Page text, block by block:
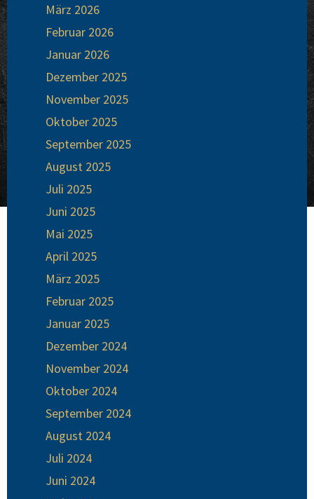
März 2026
Februar 2026
Januar 2026
Dezember 2025
November 2025
Oktober 2025
September 2025
August 2025
Juli 2025
Juni 2025
Mai 2025
April 2025
März 2025
Februar 2025
Januar 2025
Dezember 2024
November 2024
Oktober 2024
September 2024
August 2024
Juli 2024
Juni 2024